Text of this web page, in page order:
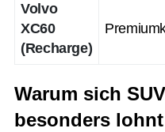
Volvo
XC60
(Recharge)
Warum sich
besonders lohnt